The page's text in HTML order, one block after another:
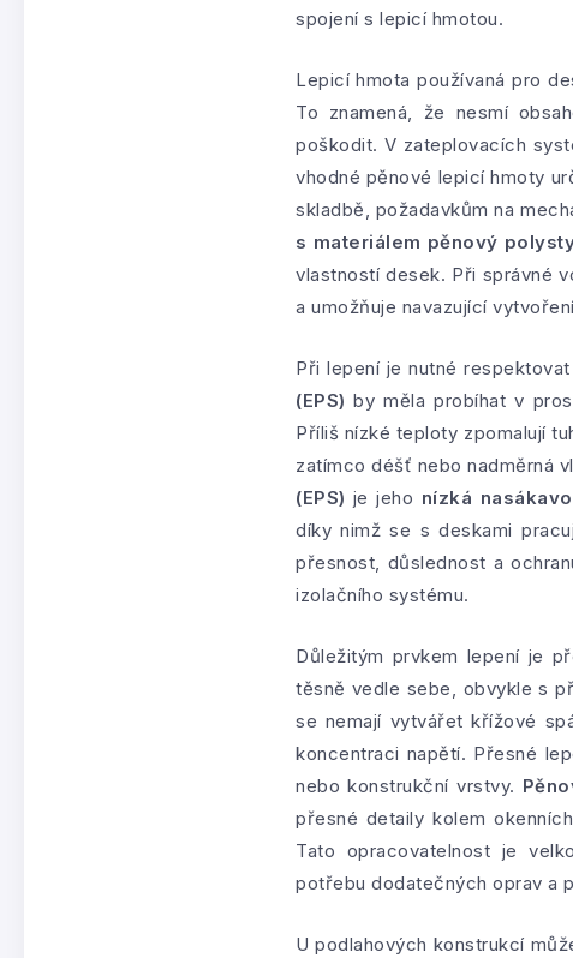
spojení s lepicí hmotou.
Lepicí hmota používaná pro
To znamená, že nesmí
poškodit. V zateplovacích
vhodné pěnové lepicí hmoty
skladbě, požadavkům na
s materiálem pěnový
vlastností desek. Při správné
a umožňuje navazující
Při lepení je nutné
(EPS) by měla probíhat v
Příliš nízké teploty zpomalují
zatímco déšť nebo nadměrná
(EPS) je jeho nízká
díky nimž se s deskami
přesnost, důslednost a
izolačního systému.
Důležitým prvkem lepení je
těsně vedle sebe, obvykle s
se nemají vytvářet křížové
koncentraci napětí. Přesné
nebo konstrukční vrstvy.
přesné detaily kolem
Tato opracovatelnost je
potřebu dodatečných oprav a
U podlahových konstrukcí